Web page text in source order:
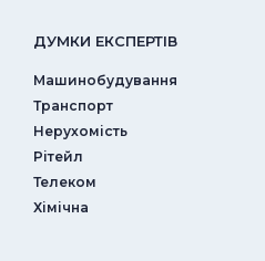
ДУМКИ ЕКСПЕРТIВ
Машинобудування
Транспорт
Нерухомість
Рітейл
Телеком
Хімічна